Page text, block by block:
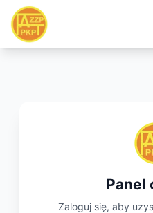
Panel
Zaloguj się, aby